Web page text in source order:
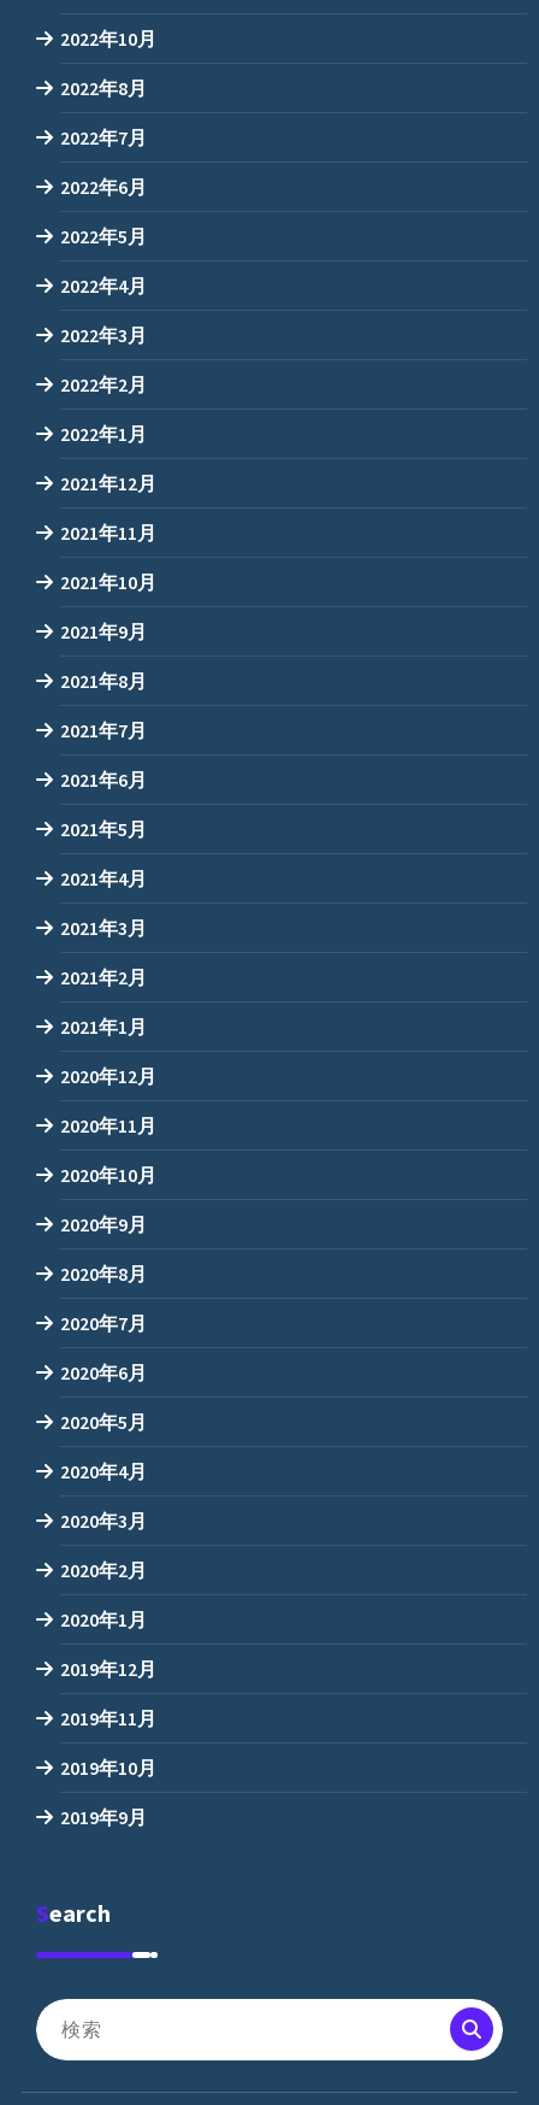
2022年10月
2022年8月
2022年7月
2022年6月
2022年5月
2022年4月
2022年3月
2022年2月
2022年1月
2021年12月
2021年11月
2021年10月
2021年9月
2021年8月
2021年7月
2021年6月
2021年5月
2021年4月
2021年3月
2021年2月
2021年1月
2020年12月
2020年11月
2020年10月
2020年9月
2020年8月
2020年7月
2020年6月
2020年5月
2020年4月
2020年3月
2020年2月
2020年1月
2019年12月
2019年11月
2019年10月
2019年9月
Search
検
索
象: